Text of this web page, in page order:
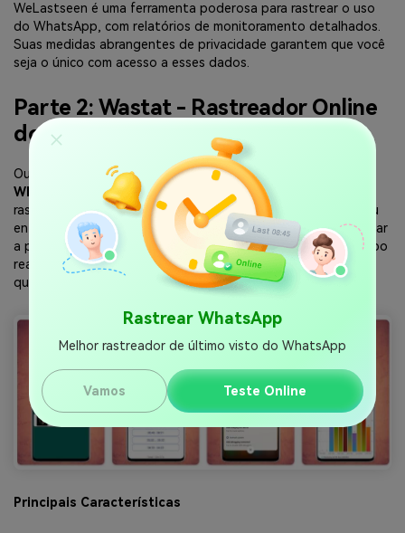
Rastrear WhatsApp
Melhor rastreador de último visto do WhatsApp
Vamos Teste Online
WeLastseen é uma ferramenta poderosa para rastrear o uso
do WhatsApp, com relatórios de monitoramento detalhados.
Suas medidas abrangentes de privacidade garantem que você
seja o único com acesso a esses dados.
Parte 2: Wastat - Rastreador Online
do WhatsApp
Outro aplicativo popular pararastrear períodos no
WhatsApp
, que oferece recursos abrangentes de
rastreamento. Você pode monitorar a atividade online de seu
ente querido sem se preocupar. Ele foi projetado para rastrear
a presença online de contatos para fornecer alertas em tempo
real. Você também obtém estatísticas detalhadas sobre
quando e por quanto tempo alguém está online.
Principais Características